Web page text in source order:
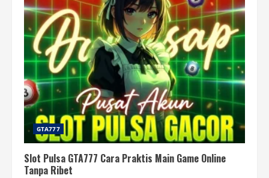
GTA777
Slot Pulsa GTA777 Cara Praktis Main Game Online
Tanpa Ribet